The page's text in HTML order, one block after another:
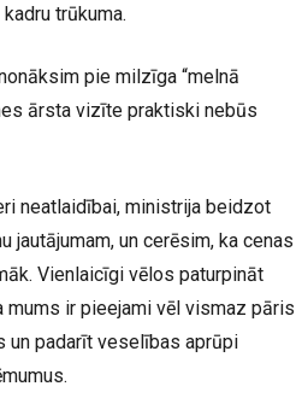
trūkuma.
pie milzīga “melnā
ārsta vizīte praktiski nebūs
neatlaidībai, ministrija beidzot
un cerēsim, ka cenas
Vienlaicīgi vēlos paturpināt
ir pieejami vēl vismaz pāris
un padarīt veselības aprūpi